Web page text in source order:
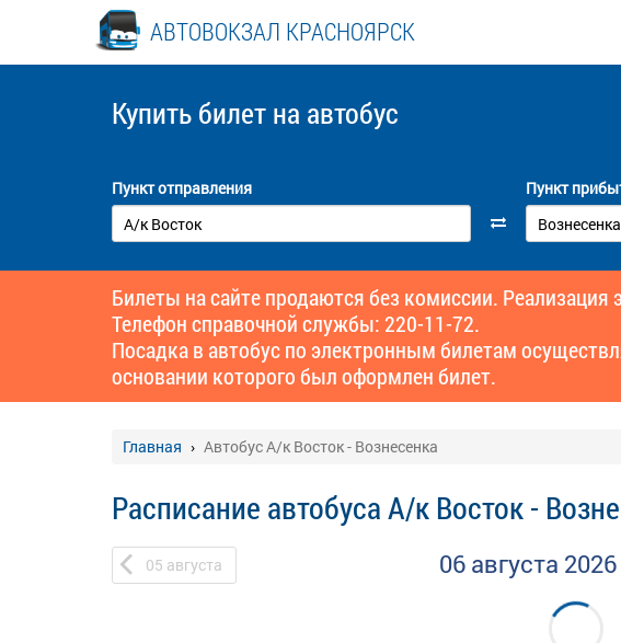
АВТОВОКЗАЛ КРАСНОЯРСК
Купить билет на автобус
Пункт отправления Пункт
Билеты на сайте продаются без комиссии.
Телефон справочной службы: 220-11-72.
Посадка в автобус по электронным билетам
основании которого был оформлен билет.
Главная Автобус А/к Восток - Вознесенка
Расписание автобуса А/к Восток -
05 августа 06 августа 2026